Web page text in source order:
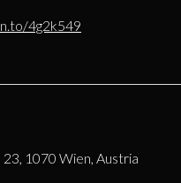
4g2k549
1070 Wien, Austria